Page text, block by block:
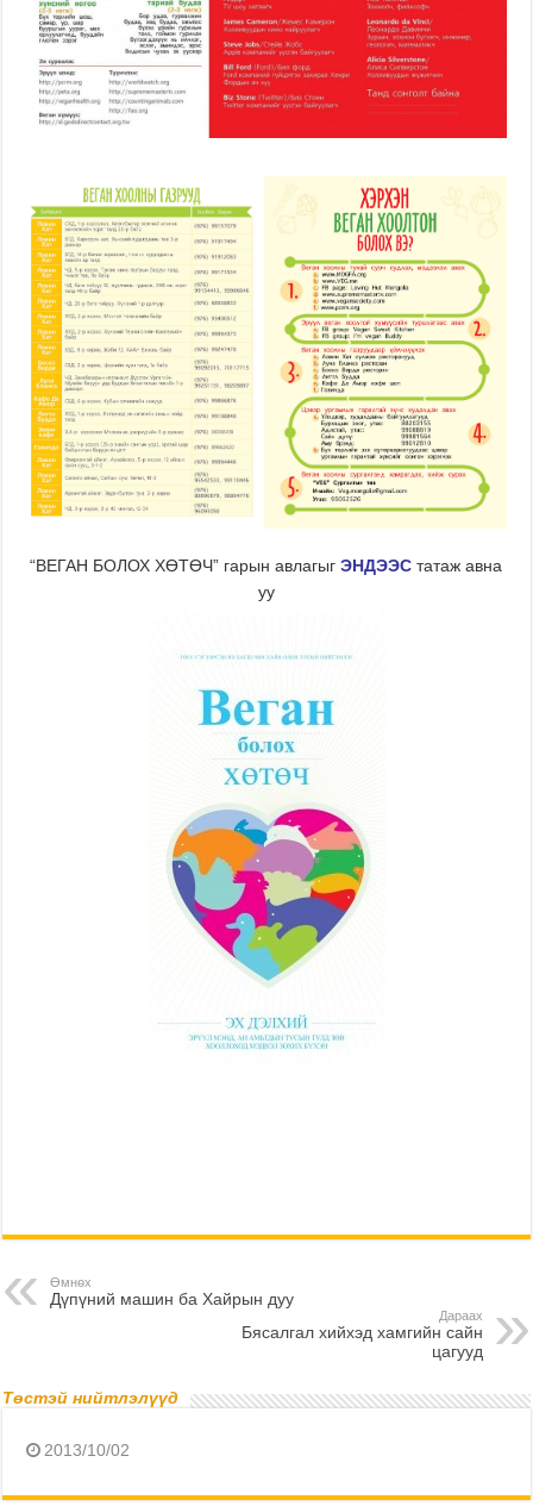
“ВЕГАН БОЛОХ ХӨТӨЧ” гарын авлагыгЭНДЭЭС татаж авна
уу
Өмнөх
Дүпүний машин ба Хайрын дуу
Дараах
Бясалгал хийхэд хамгийн сайн
цагууд
Төстэй нийтлэлүүд
2013/10/02